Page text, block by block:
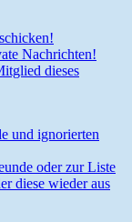
Nachrichten!
dieses
und ignorierten
oder zur Liste
diese wieder aus